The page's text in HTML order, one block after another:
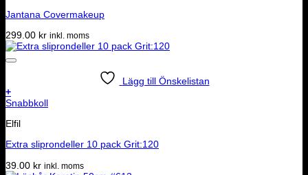
Jantana Covermakeup
299.00 kr inkl. moms
Lägg till Önskelistan
+
Snabbkoll
Elfil
Extra sliprondeller 10 pack Grit:120
39.00 kr inkl. moms